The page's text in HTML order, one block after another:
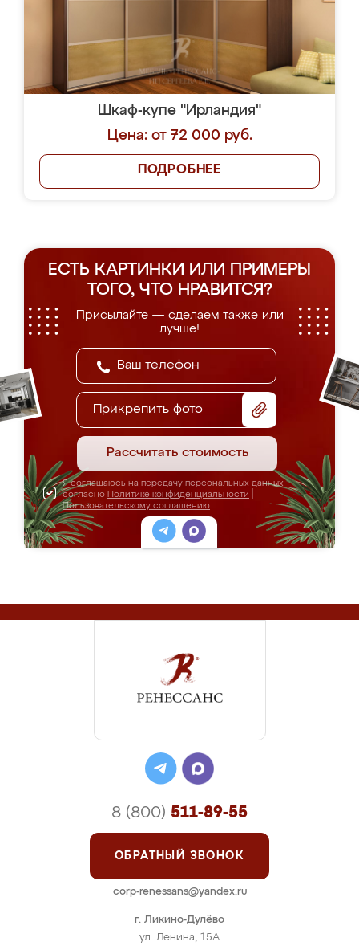
Шкаф-купе "Ирландия"
Цена: от 72 000 руб.
ПОДРОБНЕЕ
ЕСТЬ КАРТИНКИ ИЛИ ПРИМЕРЫ
ТОГО, ЧТО НРАВИТСЯ?
Присылайте — сделаем также или
лучше!
Прикрепить фото
Рассчитать стоимость
Я соглашаюсь на передачу персональных данных
согласно Политике конфиденциальности
Пользовательскому соглашению
г. Ликино-Дулёво
ул. Ленина, 15А
8 (800) 511-89-55
ОБРАТНЫЙ ЗВОНОК
corp-renessans@yandex.ru